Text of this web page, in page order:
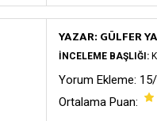
YAZAR: GÜLFER
İNCELEME BAŞLIĞI:
Yorum Ekleme:
Ortalama Puan: